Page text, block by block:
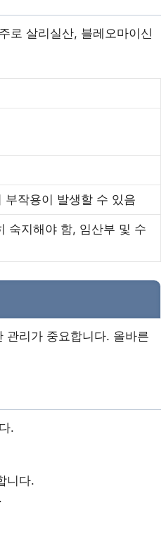
로 살리실산, 블레오마이신
부작용이 발생할 수 있음
숙지해야 함, 임산부 및 수
관리가 중요합니다. 올바른
.
니다.